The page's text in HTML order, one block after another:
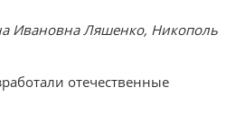
Ивановна Ляшенко, Никополь
отечественные